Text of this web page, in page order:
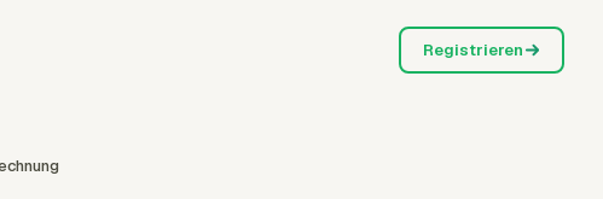
Registrieren